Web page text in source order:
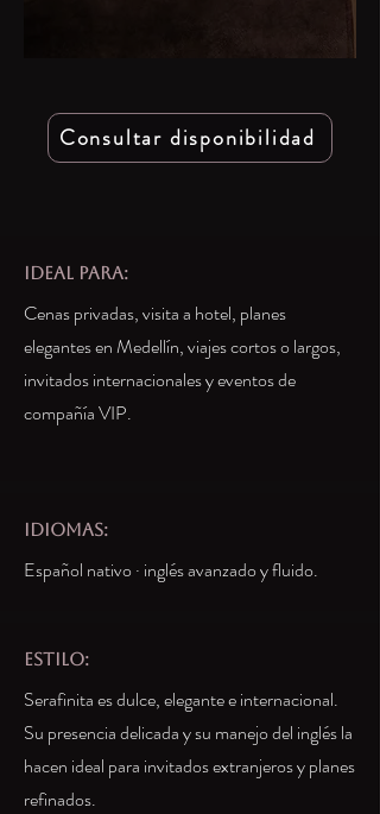
Consultar disponibilidad
IDEAL PARA:
Cenas privadas, visita a hotel, planes
elegantes en Medellín, viajes cortos o largos,
invitados internacionales y eventos de
compañía VIP.
idiomas:
Español nativo · inglés avanzado y fluido.
estilo:
Serafinita es dulce, elegante e internacional.
Su presencia delicada y su manejo del inglés la
hacen ideal para invitados extranjeros y planes
refinados.